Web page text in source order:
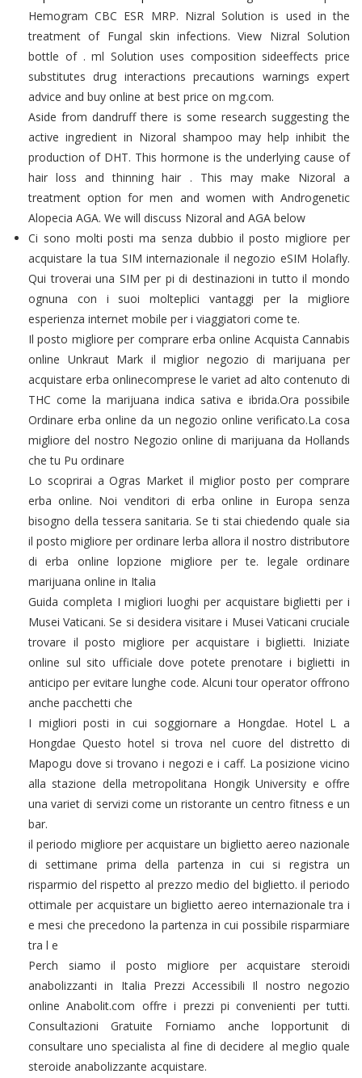
Hemogram CBC ESR MRP. Nizral Solution is used in the
treatment of Fungal skin infections. View Nizral Solution
bottle of . ml Solution uses composition sideeffects price
substitutes drug interactions precautions warnings expert
advice and buy online at best price on mg.com.
Aside from dandruff there is some research suggesting the
active ingredient in Nizoral shampoo may help inhibit the
production of DHT. This hormone is the underlying cause of
hair loss and thinning hair . This may make Nizoral a
treatment option for men and women with Androgenetic
Alopecia AGA. We will discuss Nizoral and AGA below
Ci sono molti posti ma senza dubbio il posto migliore per
acquistare la tua SIM internazionale il negozio eSIM Holafly.
Qui troverai una SIM per pi di destinazioni in tutto il mondo
ognuna con i suoi molteplici vantaggi per la migliore
esperienza internet mobile per i viaggiatori come te.
Il posto migliore per comprare erba online Acquista Cannabis
online Unkraut Mark il miglior negozio di marijuana per
acquistare erba onlinecomprese le variet ad alto contenuto di
THC come la marijuana indica sativa e ibrida.Ora possibile
Ordinare erba online da un negozio online verificato.La cosa
migliore del nostro Negozio online di marijuana da Hollands
che tu Pu ordinare
Lo scoprirai a Ogras Market il miglior posto per comprare
erba online. Noi venditori di erba online in Europa senza
bisogno della tessera sanitaria. Se ti stai chiedendo quale sia
il posto migliore per ordinare lerba allora il nostro distributore
di erba online lopzione migliore per te. legale ordinare
marijuana online in Italia
Guida completa I migliori luoghi per acquistare biglietti per i
Musei Vaticani. Se si desidera visitare i Musei Vaticani cruciale
trovare il posto migliore per acquistare i biglietti. Iniziate
online sul sito ufficiale dove potete prenotare i biglietti in
anticipo per evitare lunghe code. Alcuni tour operator offrono
anche pacchetti che
I migliori posti in cui soggiornare a Hongdae. Hotel L a
Hongdae Questo hotel si trova nel cuore del distretto di
Mapogu dove si trovano i negozi e i caff. La posizione vicino
alla stazione della metropolitana Hongik University e offre
una variet di servizi come un ristorante un centro fitness e un
bar.
il periodo migliore per acquistare un biglietto aereo nazionale
di settimane prima della partenza in cui si registra un
risparmio del rispetto al prezzo medio del biglietto. il periodo
ottimale per acquistare un biglietto aereo internazionale tra i
e mesi che precedono la partenza in cui possibile risparmiare
tra l e
Perch siamo il posto migliore per acquistare steroidi
anabolizzanti in Italia Prezzi Accessibili Il nostro negozio
online Anabolit.com offre i prezzi pi convenienti per tutti.
Consultazioni Gratuite Forniamo anche lopportunit di
consultare uno specialista al fine di decidere al meglio quale
steroide anabolizzante acquistare.